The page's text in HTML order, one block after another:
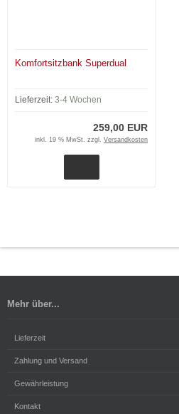
Komfortsitzbank Superdual
Lieferzeit: 3-4 Wochen
259,00 EUR
inkl. 19 % MwSt. zzgl. Versandkosten
Mehr über...
Lieferzeit
Zahlung und Versand
Gewährleistung
Kontakt